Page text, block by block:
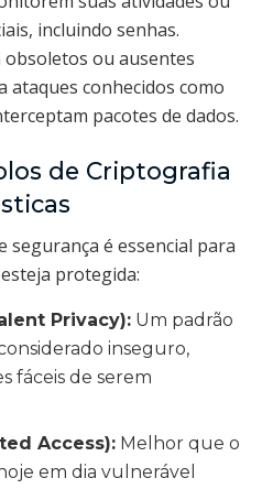
incluindo senhas.
ou ausentes
ataques conhecidos como
pacotes de dados.
de Criptografia
segurança é essencial para
protegida:
Privacy): Um padrão
inseguro,
fáceis de serem
Access): Melhor que o
em dia vulnerável